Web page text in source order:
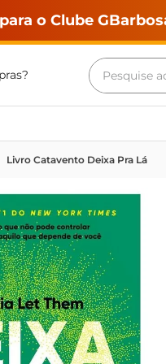
o Clube
Pesquise
Livro Catavento Deixa Pra Lá
Termos
fogao
leite
vinho